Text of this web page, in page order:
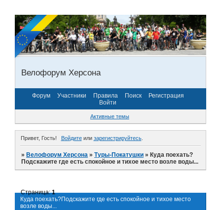
Велофорум Херсона
Форум Участники Правила Поиск
Регистрация
Войти
Активные темы
Привет, Гость! Войдитеили зарегистрируйтесь.
»Велофорум Херсона »Туры-Покатушки »Куда поехать?
Подскажите где есть спокойное и тихое место возле воды...
Куда поехать?Подскажите где есть спокойное и тихое место
возле воды...
Страница:1